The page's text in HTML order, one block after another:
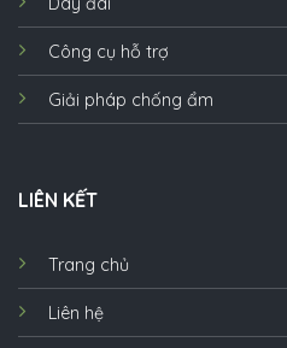
Công cụ hỗ trợ
Giải pháp chống ẩm
LIÊN KẾT
Trang chủ
Liên hệ